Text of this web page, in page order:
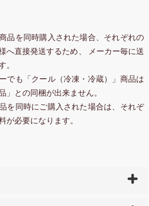
品を同時購入された場合、それぞれの
へ直接発送するため、 メーカー毎に送
。
でも「クール（冷凍・冷蔵）」商品は
」との同梱が出来ません。
を同時にご購入された場合は、それぞ
が必要になります。